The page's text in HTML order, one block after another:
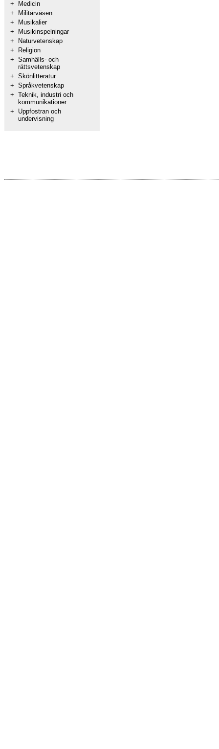
+
Medicin
+
Militärväsen
+
Musikalier
+
Musikinspelningar
+
Naturvetenskap
+
Religion
+ Samhälls- och
rättsvetenskap
+ Skönlitteratur
+ Språkvetenskap
+ Teknik, industri och
kommunikationer
+
Uppfostran och
undervisning